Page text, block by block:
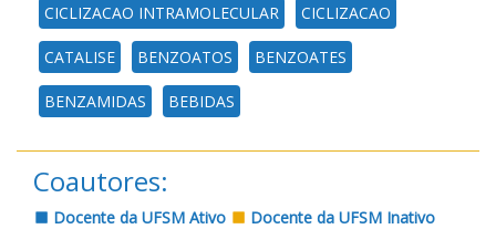
CICLIZACAO INTRAMOLECULAR CICLIZACAO
CATALISE BENZOATOS BENZOATES
BENZAMIDAS BEBIDAS
Coautores:
Docente da UFSM Ativo
Docente da UFSM Inativo